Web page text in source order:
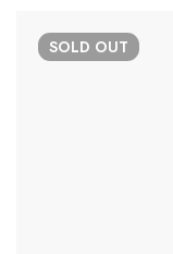
SOLD OUT